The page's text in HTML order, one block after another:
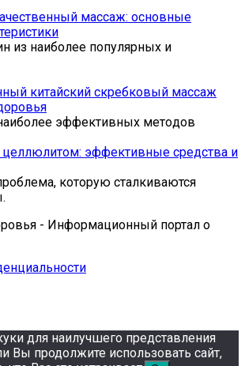
массаж: основные
из наиболее популярных и
китайский скребковый массаж
эф­фек­тив­ных ме­то­дов
целлюлитом: эффективные средства и
которую сталкиваются
- Информационный портал о
для наилучшего представления
Вы продолжите использовать сайт,